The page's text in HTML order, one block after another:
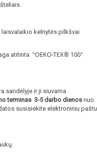
kelnytės pilkšvai
atitinta "OEKO-TEX® 100"
sandėlyje ir ji siuvama
terminas 3-5 darbo dienosnuo
susisiekite elektroniniu paštu